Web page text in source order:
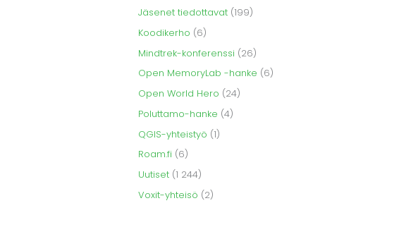
Jäsenet tiedottavat (199)
Koodikerho (6)
Mindtrek-konferenssi (26)
Open MemoryLab -hanke (6)
Open World Hero (24)
Poluttamo-hanke (4)
QGIS-yhteistyö (1)
Roam.fi (6)
Uutiset (1 244)
Voxit-yhteisö (2)